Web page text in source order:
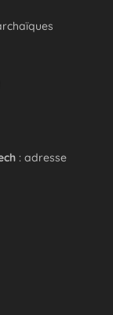
: adresse